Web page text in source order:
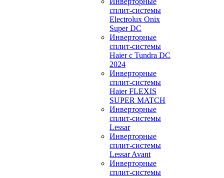
сплит-системы
Electrolux Onix
Super DC
Инверторные
сплит-системы
Haier c Tundra DC
2024
Инверторные
сплит-системы
Haier FLEXIS
SUPER MATCH
Инверторные
сплит-системы
Lessar
Инверторные
сплит-системы
Lessar Avant
Инверторные
сплит-системы